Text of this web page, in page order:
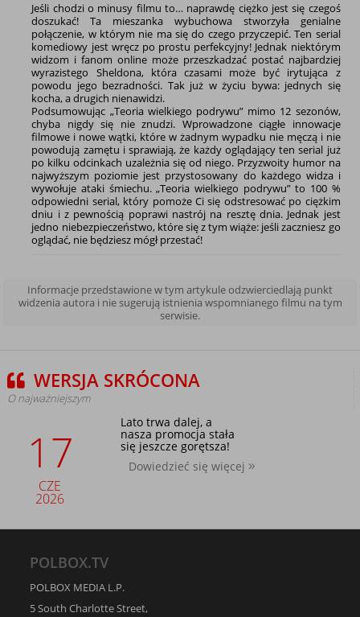
Jeśli chodzi o minusy filmu to… naprawdę ciężko jest się czegoś
doszukać! Ta mieszanka wybuchowa stworzyła genialne
połączenie, w którym nie ma się do czego przyczepić. Ten serial
komediowy jest wręcz po prostu perfekcyjny! Jednak niektórym
widzom i fanom online może przeszkadzać postać najbardziej
wyrazistego Sheldona, która czasami może być irytująca z
powodu jego bezradności. Tak już w życiu bywa: jednych się
kocha, a drugich nienawidzi.
Podsumowując „Teoria wielkiego podrywu” mimo 12 sezonów,
chyba nigdy się nie znudzi. Wprowadzone ciągłe innowacje
filmowe i nowe wątki, które w żadnym wypadku nie męczą i nie
powodują zamętu i sprawiają, że każdy oglądający ten serial już
po kilku odcinkach uzależnia się od niego. Przyzwoity humor na
najwyższym poziomie jest przystosowany do każdego widza i
wywołuje ataki śmiechu. „Teoria wielkiego podrywu” to 100 %
odpowiedni serial, który pomoże Ci się odstresować po ciężkim
dniu i z pewnością poprawi nastrój na resztę dnia. Jednak jest
jedno niebezpieczeństwo, które się z tym wiąże: jeśli zaczniesz go
oglądać, nie będziesz mógł przestać!
Informacje przedstawione w tym artykule odzwierciedlają punkt
widzenia autora i nie sugerują istnienia wspomnianego filmu na tym
serwisie.
WERSJA SKRÓCONA
O najważniejszym
17
CZE
2026
Lato trwa dalej, a
nasza promocja stała
się jeszcze gorętsza!
Dowiedzieć się więcej
POLBOX.TV
POLBOX MEDIA L.P.
5 South Charlotte Street,